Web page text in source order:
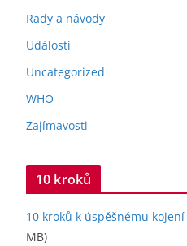
Rady a návody
Události
Uncategorized
WHO
Zajímavosti
10 kroků
10 kroků k úspěšnému kojení
MB)